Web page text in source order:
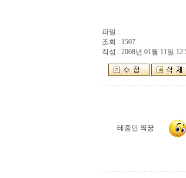
파일 :
조회 : 1507
작성 : 2008년 01월 11일
테중인 짝꿍